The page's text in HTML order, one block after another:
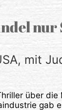
mit
über
gab